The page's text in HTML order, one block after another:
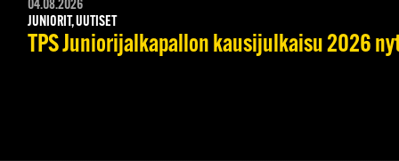
04.08.2026
JUNIORIT, UUTISET
TPS Juniorijalkapallon kausijulkaisu 2026